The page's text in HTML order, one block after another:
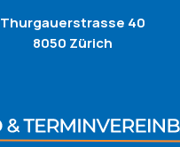
Thurgauerstrasse 40
8050 Zürich